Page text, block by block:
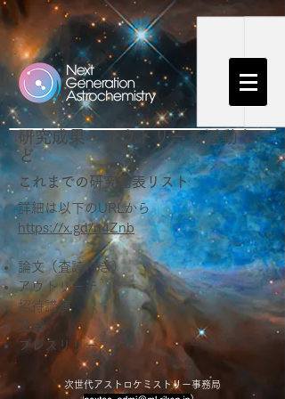
研究成果・アウトリーチ活動な
ど
​これまでの研究発表リスト
​詳細は以下のURLから
https://x.gd/n4Znb
論文（査読付き）
アウトリーチ​
招待講演
受賞
​プレスリリース
次世代アストロケミストリー事務局